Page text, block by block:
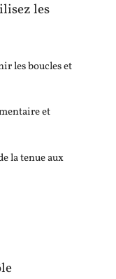
les
les boucles et
et
la tenue aux